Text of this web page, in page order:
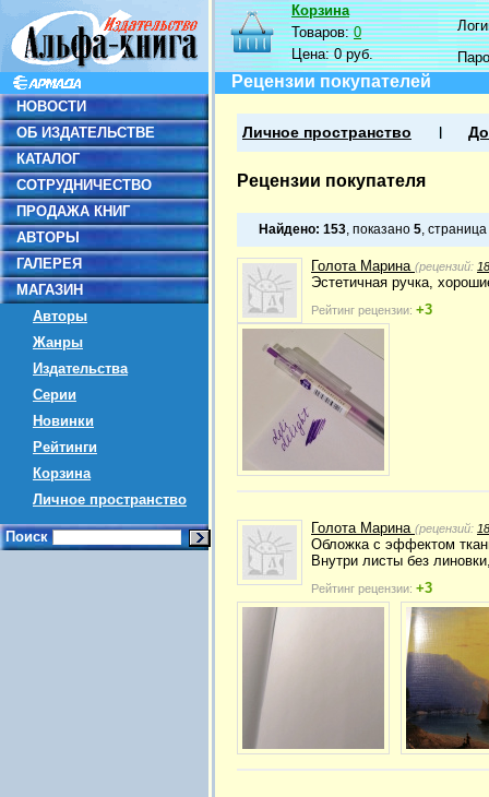
НОВОСТИ
ОБ ИЗДАТЕЛЬСТВЕ
КАТАЛОГ
СОТРУДНИЧЕСТВО
ПРОДАЖА КНИГ
АВТОРЫ
ГАЛЕРЕЯ
МАГАЗИН
Авторы
Жанры
Издательства
Серии
Новинки
Рейтинги
Корзина
Личное пространство
Поиск
Корзина
Товаров:0
Цена:0 руб.
Рецензии покупателей
Личное пространство
Рецензии покупателя
Найдено: 153, показано 5, страница
Голота Марина (рецензий:
Эстетичная ручка,
Рейтинг рецензии: +3
Голота Марина (рецензий:
Обложка с эффектом
Внутри листы без
Рейтинг рецензии: +3